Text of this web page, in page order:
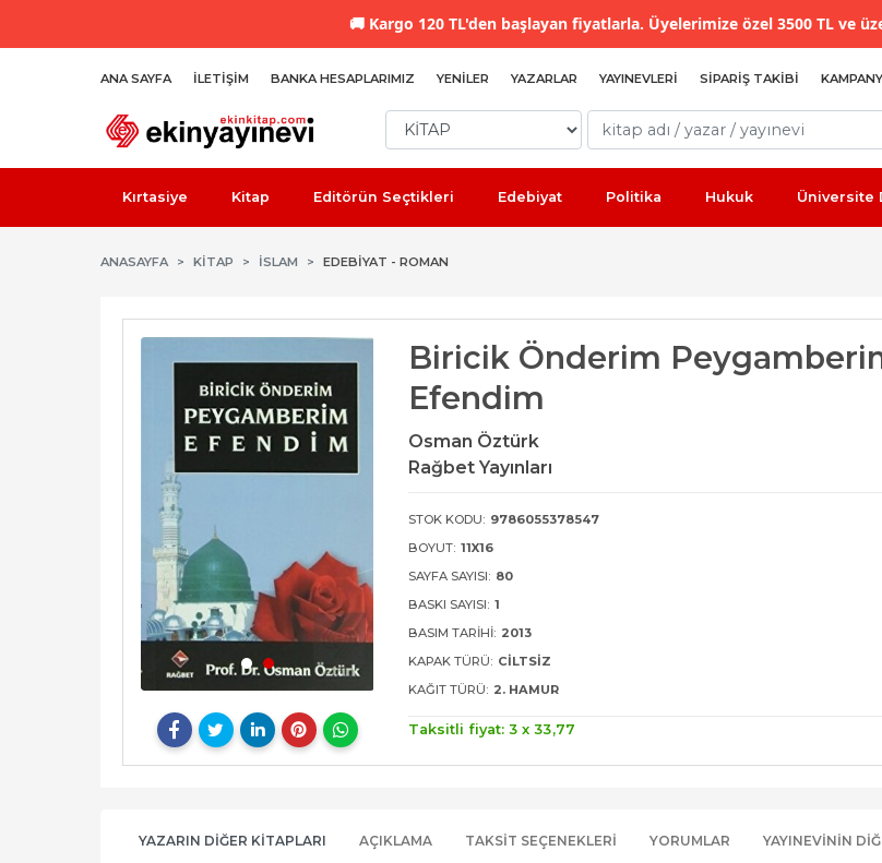
🚚 Kargo 120 TL'den başlayan fiyatlarla. Üyelerimize özel 3500 TL ve
ANA SAYFA İLETIŞIM BANKA HESAPLARIMIZ YENILER YAZARLAR YAYINEVLERI SIPARIŞ TAKIBI
Kırtasiye Kitap Editörün Seçtikleri Edebiyat Politika Hukuk Üniversite
ANASAYFA KİTAP İSLAM EDEBIYAT - ROMAN
Biricik Önderim
Efendim
Osman Öztürk
Rağbet Yayınları
STOK KODU: 9786055378547
BOYUT: 11X16
SAYFA SAYISI: 80
BASKI SAYISI: 1
BASIM TARIHI: 2013
KAPAK TÜRÜ: CILTSIZ
KAĞIT TÜRÜ: 2. HAMUR
Taksitli fiyat: 3 x33,77
YAZARIN DIĞER KITAPLARI AÇIKLAMA TAKSIT SEÇENEKLERI YORUMLAR YAYINEVININ